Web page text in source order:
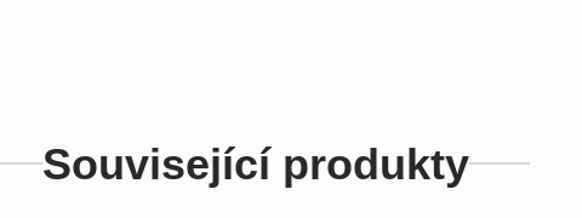
Související produkty